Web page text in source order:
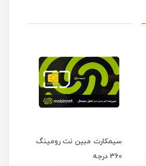
سیمکارت مبین نت رومینگ
360 درجه